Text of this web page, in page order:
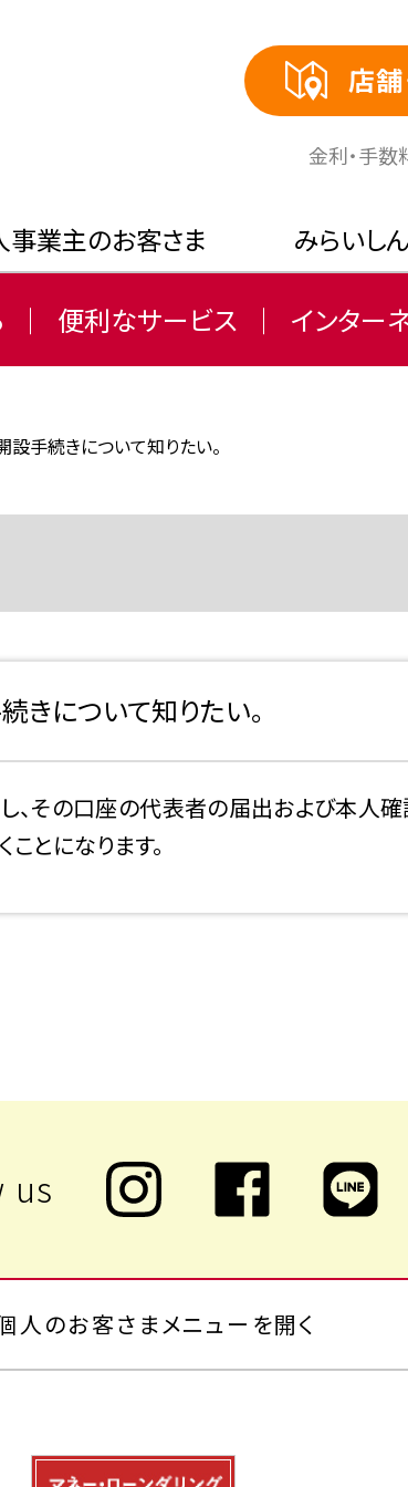
便利なサービス インター
事業主のお客さま みらいし
店
⾦利・⼿数
手続きについて知りたい。
について知りたい。
、その口座の代表者の届出および本人確
とになります。
人のお客さまメニューを開く